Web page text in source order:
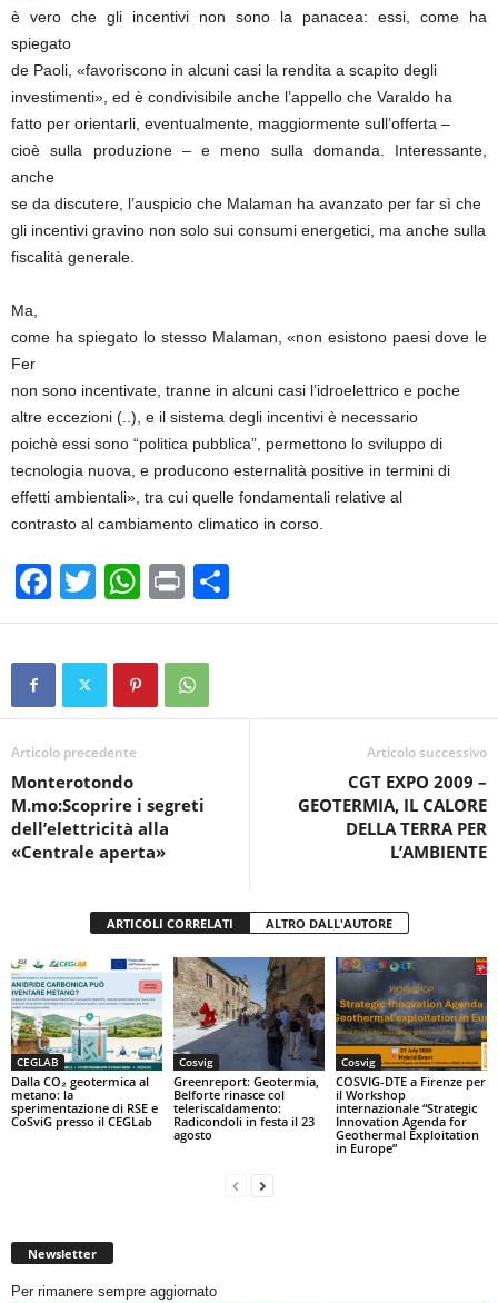
è vero che gli incentivi non sono la panacea: essi, come ha
spiegato
de Paoli, «favoriscono in alcuni casi la rendita a scapito degli
investimenti», ed è condivisibile anche l’appello che Varaldo ha
fatto per orientarli, eventualmente, maggiormente sull’offerta –
cioè sulla produzione – e meno sulla domanda. Interessante,
anche
se da discutere, l’auspicio che Malaman ha avanzato per far sì che
gli incentivi gravino non solo sui consumi energetici, ma anche sulla
fiscalità generale.
Ma,
come ha spiegato lo stesso Malaman, «non esistono paesi dove le
Fer
non sono incentivate, tranne in alcuni casi l’idroelettrico e poche
altre eccezioni (..), e il sistema degli incentivi è necessario
poichè essi sono “politica pubblica”, permettono lo sviluppo di
tecnologia nuova, e producono esternalità positive in termini di
effetti ambientali», tra cui quelle fondamentali relative al
contrasto al cambiamento climatico in corso.
F
a
c
b
o
o
k
T
wi
tt
W
h
at
s
A
p
Pr
in
t
o
vi
Articolo precedente
Monterotondo
M.mo:Scoprire i segreti
dell’elettricità alla
«Centrale aperta»
Articolo successivo
CGT EXPO 2009 –
GEOTERMIA, IL CALORE
DELLA TERRA PER
L’AMBIENTE
ARTICOLI CORRELATI ALTRO DALL'AUTORE
CEGLAB
Dalla CO₂ geotermica al
metano: la
sperimentazione di RSE e
CoSviG presso il CEGLab
Cosvig
Greenreport: Geotermia,
Belforte rinasce col
teleriscaldamento:
Radicondoli in festa il 23
agosto
Cosvig
COSVIG-DTE a Firenze per
il Workshop
internazionale “Strategic
Innovation Agenda for
Geothermal Exploitation
in Europe”
Newsletter
Per rimanere sempre aggiornato